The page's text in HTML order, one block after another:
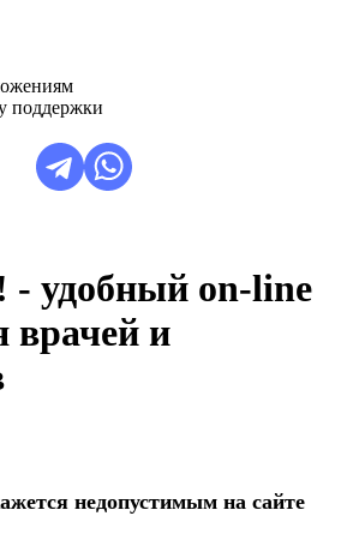
поддержки
- удобный on-line
врачей и
недопустимым на сайте